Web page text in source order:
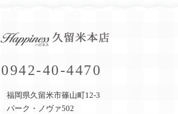
0942-40-4470
福岡県久留米市篠山町12-3
パーク・ノヴァ502